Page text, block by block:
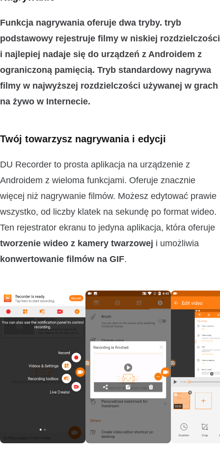
Funkcja nagrywania oferuje dwa tryby. tryb
podstawowy rejestruje filmy w niskiej rozdzielczości
i najlepiej nadaje się do urządzeń z Androidem z
ograniczoną pamięcią. Tryb standardowy nagrywa
filmy w najwyższej rozdzielczości używanej w grach
na żywo w Internecie.
Twój towarzysz nagrywania i edycji
DU Recorder to prosta aplikacja na urządzenie z
Androidem z wieloma funkcjami. Oferuje znacznie
więcej niż nagrywanie filmów. Możesz edytować prawie
wszystko, od liczby klatek na sekundę po format wideo.
Ten rejestrator ekranu to jedyna aplikacja, która oferuje
tworzenie wideo z kamery twarzowej i umożliwia
konwertowanie filmów na GIF.